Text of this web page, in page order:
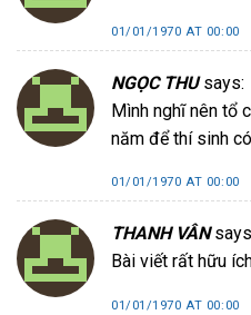
01/01/1970 AT 00:00
NGỌC THU says:
Mình nghĩ nên tổ
năm để thí sinh
01/01/1970 AT 00:00
THANH VÂN
Bài viết rất hữu
01/01/1970 AT 00:00